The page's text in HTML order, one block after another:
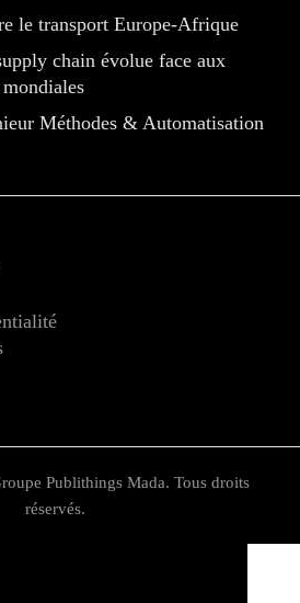
le transport Europe-Afrique
chain évolue face aux
Méthodes & Automatisation
Publithings Mada. Tous droits
réservés.